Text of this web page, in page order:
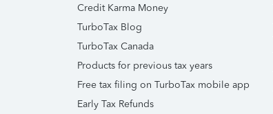
Credit Karma Money
TurboTax Blog
TurboTax Canada
Products for previous tax years
Free tax filing on TurboTax mobile app
Early Tax Refunds